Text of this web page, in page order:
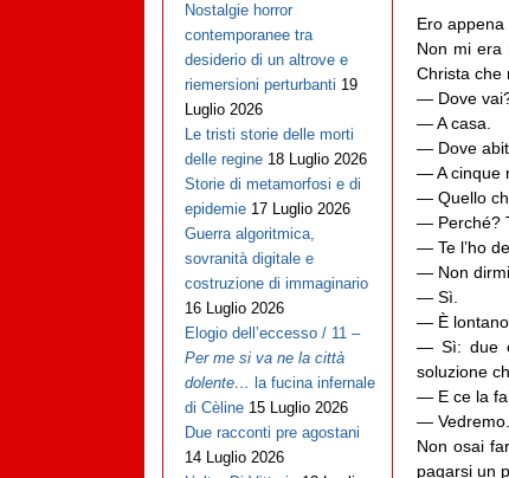
Ero
Non mi era
Christa che
— Dove
— A casa.
— Dove
— A cinque
— Quello
— Perché?
— Te l’ho
— Non dirmi
— Sì.
— È
— Sì: due
soluzione
— E ce la
— Vedremo.
Non osai
pagarsi un
Nostalgie horror
contemporanee tra
desiderio di un altrove e
riemersioni perturbanti 19
Luglio 2026
Le tristi storie delle morti
delle regine 18 Luglio 2026
Storie di metamorfosi e di
epidemie 17 Luglio 2026
Guerra algoritmica,
sovranità digitale e
costruzione di immaginario
16 Luglio 2026
Elogio dell’eccesso / 11 –
Per me si va ne la città
dolente… la fucina infernale
di Cèline 15 Luglio 2026
Due racconti pre agostani
14 Luglio 2026